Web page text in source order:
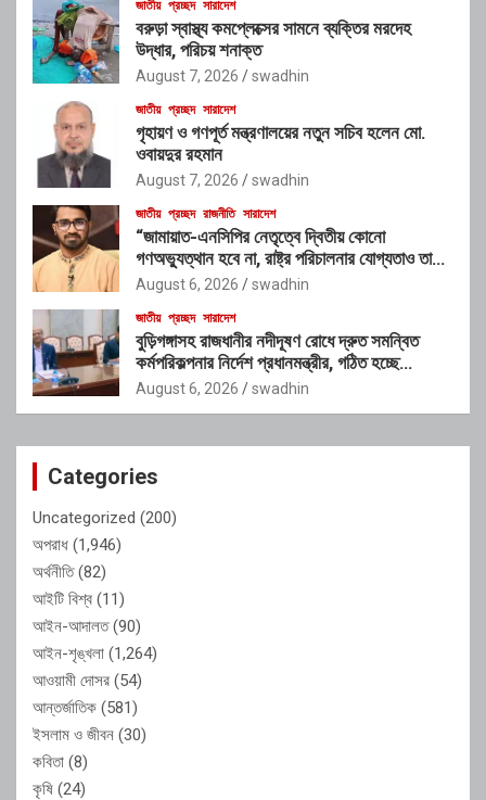
জাতীয় প্রচ্ছদ সারাদেশ
বরুড়া স্বাস্থ্য কমপ্লেক্সের সামনে ব্যক্তির মরদেহ
উদ্ধার, পরিচয় শনাক্ত
August 7, 2026 swadhin
জাতীয় প্রচ্ছদ সারাদেশ
গৃহায়ণ ও গণপূর্ত মন্ত্রণালয়ের নতুন সচিব হলেন মো.
ওবায়দুর রহমান
August 7, 2026 swadhin
জাতীয় প্রচ্ছদ রাজনীতি সারাদেশ
“জামায়াত-এনসিপির নেতৃত্বে দ্বিতীয় কোনো
গণঅভ্যুত্থান হবে না, রাষ্ট্র পরিচালনার যোগ্যতাও তাদের
নেই”: রাশেদ খাঁনের
August 6, 2026 swadhin
জাতীয় প্রচ্ছদ সারাদেশ
বুড়িগঙ্গাসহ রাজধানীর নদীদূষণ রোধে দ্রুত সমন্বিত
কর্মপরিকল্পনার নির্দেশ প্রধানমন্ত্রীর, গঠিত হচ্ছে
আন্তঃসংস্থা সমন্বয় কমিটি
August 6, 2026 swadhin
Categories
Uncategorized (200)
অপরাধ (1,946)
অর্থনীতি(82)
আইটি বিশ্ব (11)
আইন-আদালত(90)
আইন-শৃঙ্খলা (1,264)
আওয়ামী দোসর (54)
আন্তর্জাতিক (581)
ইসলাম ও জীবন (30)
কবিতা (8)
কৃষি (24)